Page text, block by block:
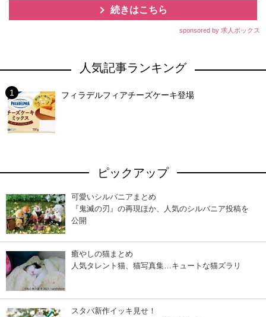
続きはこちら
sponsored by 求人ボックス
人気記事ランキング
フィラデルフィアチーズケーキ登場
ピックアップ
可愛いシルバニアまとめ
『鬼滅の刃』の再現ほか、人気のシルバニア投稿を
公開
癒やしの猫まとめ
人気タレント猫、猫写真集…キュートな猫ズラリ
スタバ新作イッキ見せ！